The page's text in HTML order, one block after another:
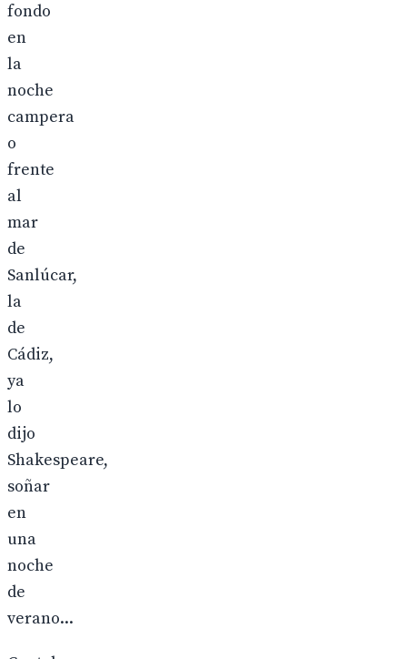
fondo
en
la
noche
campera
o
frente
al
mar
de
Sanlúcar,
la
de
Cádiz,
ya
lo
dijo
Shakespeare,
soñar
en
una
noche
de
verano...